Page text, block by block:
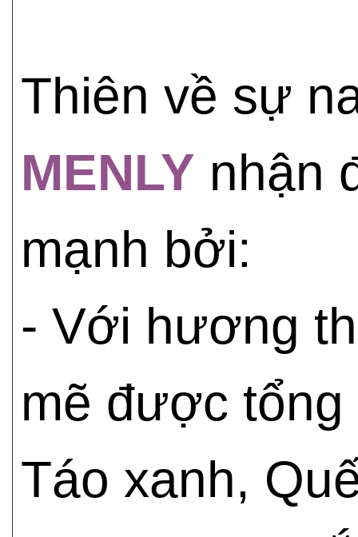
Thiên về sự
MENLY nhận
mạnh bởi:
- Với hương
mẽ được
Táo xanh,